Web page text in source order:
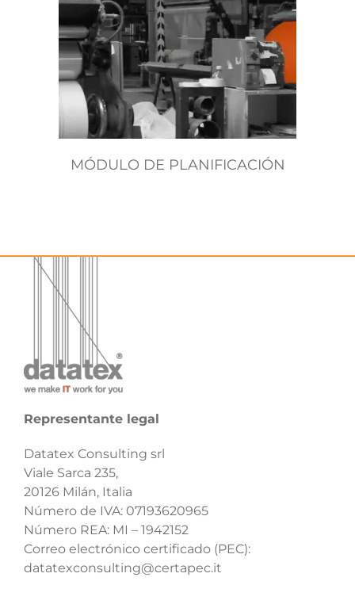
MÓDULO DE PLANIFICACIÓN
Representante legal
Datatex Consulting srl
Viale Sarca 235,
20126 Milán, Italia
Número de IVA: 07193620965
Número REA: MI – 1942152
Correo electrónico certificado (PEC):
datatexconsulting@certapec.it